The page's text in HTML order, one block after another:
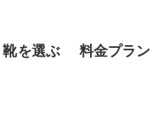
靴を選ぶ 料金プラン